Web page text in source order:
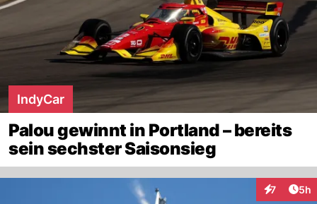
IndyCar
Palou gewinnt in Portland – bereits
sein sechster Saisonsieg
7 5h